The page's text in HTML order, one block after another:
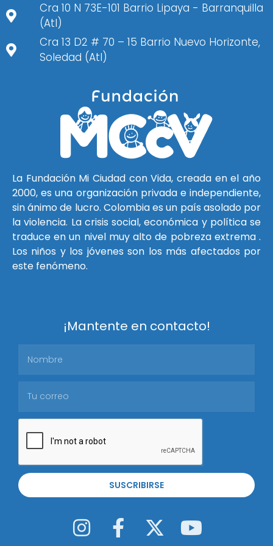
Cra 10 N 73E-101 Barrio Lipaya - Barranquilla
(Atl)
Cra 13 D2 # 70 – 15 Barrio Nuevo Horizonte,
Soledad (Atl)
La Fundación Mi Ciudad con Vida, creada en el año
2000, es una organización privada e independiente,
sin ánimo de lucro. Colombia es un país asolado por
la violencia. La crisis social, económica y política se
traduce en un nivel muy alto de pobreza extrema .
Los niños y los jóvenes son los más afectados por
este fenómeno.
¡Mantente en contacto!
SUSCRIBIRSE